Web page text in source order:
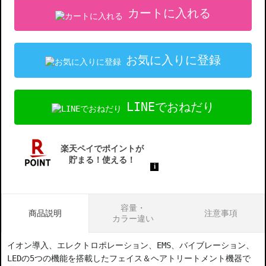
カートに入れる
お気に入りに登録
LINEでおねだり
商品説明
容量・
カラー違い
注意事項
イオン導入、エレクトロポレーション、EMS、バイブレーション、
LEDの5つの機能を搭載したフェイス＆ヘアトリートメント機器で